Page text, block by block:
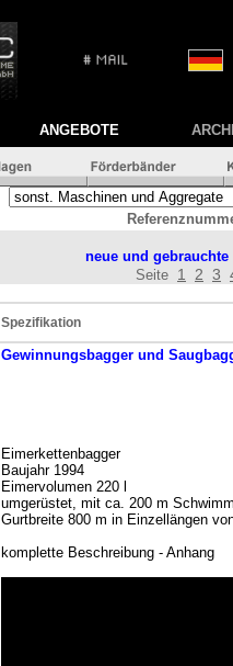
ANGEBOTE
neue und gebrauchte
Seite 1 2 3
Spezifikation
Gewinnungsbagger und
Eimerkettenbagger
Baujahr 1994
Eimervolumen 220 l
umgerüstet, mit ca. 200 m
Gurtbreite 800 m in Einzellängen
komplette Beschreibung - Anhang